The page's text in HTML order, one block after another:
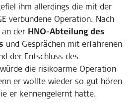
ihm allerdings die mit der
verbundene Operation. Nach
der HNO-Abteilung des
und Gesprächen mit erfahrenen
der Entschluss des
die risikoarme Operation
er wollte wieder so gut hören
er kennengelernt hatte.